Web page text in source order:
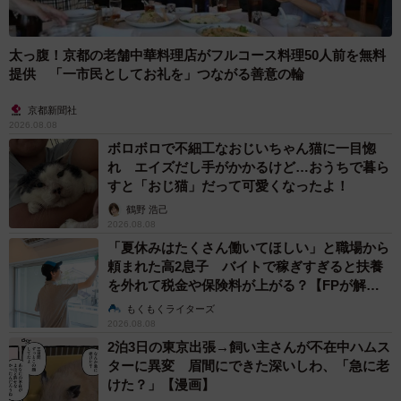
太っ腹！京都の老舗中華料理店がフルコース料理50人前を無料
提供 「一市民としてお礼を」つながる善意の輪
京都新聞社
2026.08.08
ボロボロで不細工なおじいちゃん猫に一目惚
れ エイズだし手がかかるけど…おうちで暮ら
すと「おじ猫」だって可愛くなったよ！
鶴野 浩己
2026.08.08
「夏休みはたくさん働いてほしい」と職場から
頼まれた高2息子 バイトで稼ぎすぎると扶養
を外れて税金や保険料が上がる？【FPが解
説】もくもくライターズ
2026.08.08
2泊3日の東京出張→飼い主さんが不在中ハムス
ターに異変 眉間にできた深いしわ、「急に老
けた？」【漫画】